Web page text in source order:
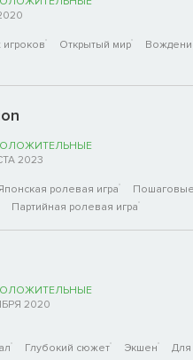
Открытый мир
2023
ролевая игра
Партийная ролевая игра
2020
Глубокий сюжет Экшен Для